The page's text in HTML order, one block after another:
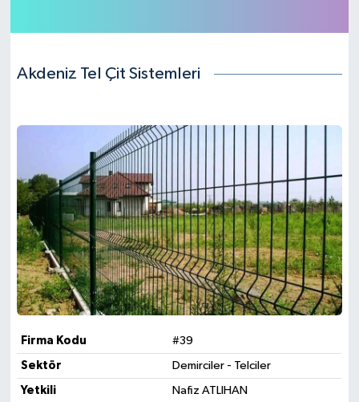
Akdeniz Tel Çit Sistemleri
Firma Kodu #39
Sektör Demirciler - Telciler
Yetkili Nafiz ATLIHAN